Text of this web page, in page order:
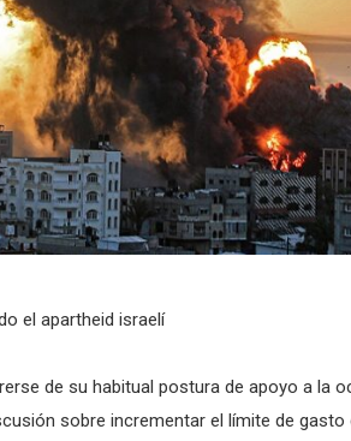
el apartheid israelí
de su habitual postura de apoyo a la
sobre incrementar el límite de gasto